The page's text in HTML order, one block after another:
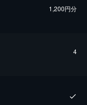
1,200円分
4